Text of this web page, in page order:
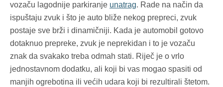
vozaču lagodnije parkiranje unatrag. Rade na način da
ispuštaju zvuk i što je auto bliže nekog prepreci, zvuk
postaje sve brži i dinamičniji. Kada je automobil gotovo
dotaknuo prepreke, zvuk je neprekidan i to je vozaču
znak da svakako treba odmah stati. Riječ je o vrlo
jednostavnom dodatku, ali koji bi vas mogao spasiti od
manjih ogrebotina ili većih udara koji bi rezultirali štetom.